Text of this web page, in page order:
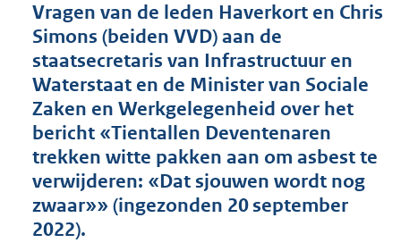
d
s
g
r
o
o
t
t
:
3
Vragen van de leden Haverkort en Chris
Simons (beiden VVD) aan de
staatsecretaris van Infrastructuur en
Waterstaat en de Minister van Sociale
Zaken en Werkgelegenheid over het
bericht «Tientallen Deventenaren
trekken witte pakken aan om asbest te
verwijderen: «Dat sjouwen wordt nog
zwaar»» (ingezonden 20 september
2022).